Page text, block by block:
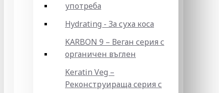
употреба
Hydrating - За суха коса
KARBON 9 – Веган серия с
органичен въглен
Keratin Veg –
Реконструираща серия с